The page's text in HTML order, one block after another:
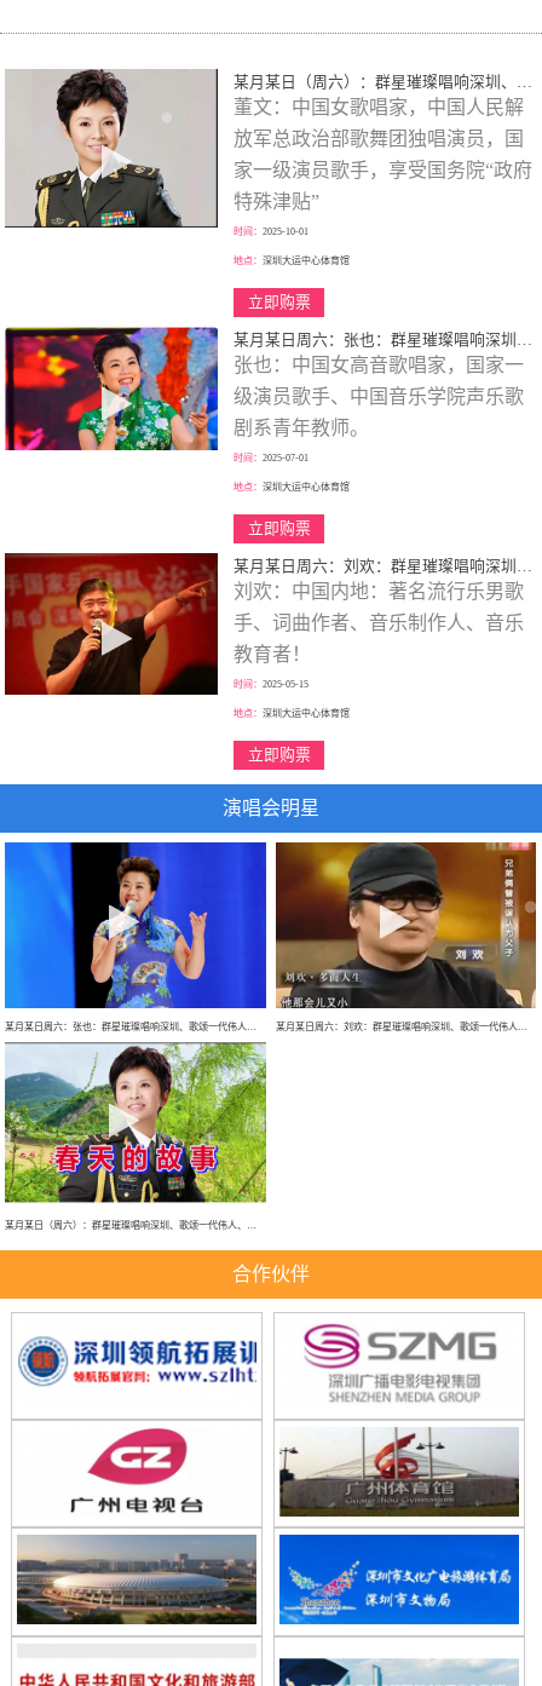
某月某日（周六）：群星璀璨唱响深圳、歌颂一代伟人、春天的故事、大型演唱会！
董文：中国女歌唱家，中国人民解
放军总政治部歌舞团独唱演员，国
家一级演员歌手，享受国务院“政府
特殊津贴”
时间：2025-10-01
地点：深圳大运中心体育馆
立即购票
某月某日周六：张也：群星璀璨唱响深圳、歌颂一代伟人、走进新时代、巡回大型演唱会！
张也：中国女高音歌唱家，国家一
级演员歌手、中国音乐学院声乐歌
剧系青年教师。
时间：2025-07-01
地点：深圳大运中心体育馆
立即购票
某月某日周六：刘欢：群星璀璨唱响深圳、歌颂一代伟人、巡回大型演唱会！
刘欢：中国内地：著名流行乐男歌
手、词曲作者、音乐制作人、音乐
教育者！
时间：2025-05-15
地点：深圳大运中心体育馆
立即购票
演唱会明星
合作伙伴